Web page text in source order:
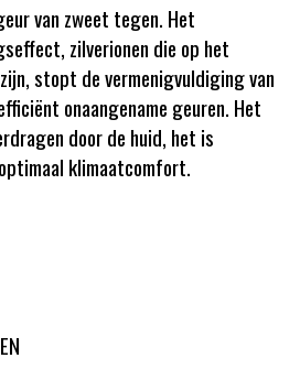
van zweet tegen. Het
zilverionen die op het
stopt de vermenigvuldiging van
onaangename geuren. Het
door de huid, het is
klimaatcomfort.